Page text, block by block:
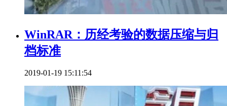
WinRAR：历经考验的数据压缩与归
档标准
2019-01-19 15:11:54